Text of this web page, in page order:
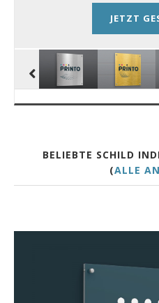
JETZT
BELIEBTE SCHILD
(ALLE